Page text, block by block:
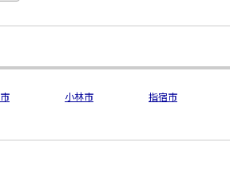
小林市
指宿市